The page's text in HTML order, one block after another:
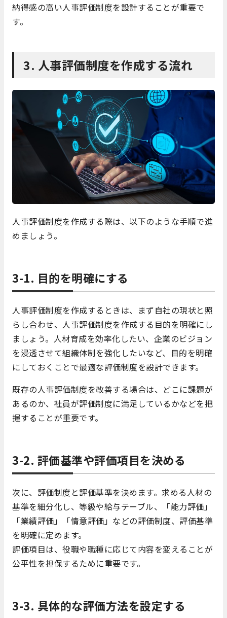
納得感の高い人事評価制度を設計することが重要で
す。
3. 人事評価制度を作成する流れ
人事評価制度を作成する際は、以下のような手順で進
めましょう。
3-1. 目的を明確にする
人事評価制度を作成するときは、まず自社の現状と照
らし合わせ、人事評価制度を作成する目的を明確にし
ましょう。人材育成を効率化したい、企業のビジョン
を浸透させて組織体制を強化したいなど、目的を明確
にしておくことで最適な評価制度を設計できます。
既存の人事評価制度を改善する場合は、どこに課題が
あるのか、社員が評価制度に満足しているかなどを把
握することが重要です。
3-2. 評価基準や評価項目を決める
次に、評価制度と評価基準を決めます。求める人材の
基準を細分化し、等級や給与テーブル、「能力評価」
「業績評価」「情意評価」などの評価制度、評価基準
を明確に定めます。
評価項目は、役職や職種に応じて内容を変えることが
公平性を担保するために重要です。
3-3. 具体的な評価方法を設定する